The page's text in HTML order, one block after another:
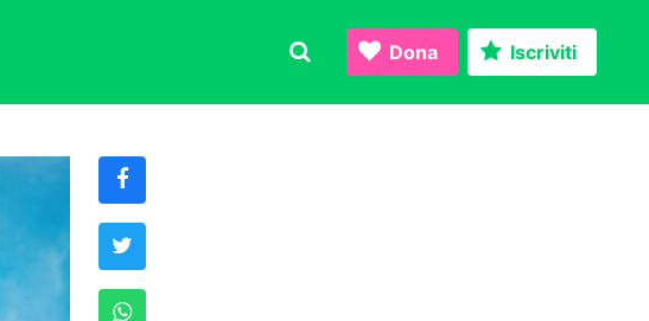
Dona Iscriviti